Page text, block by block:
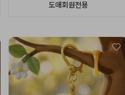
도매회원전용